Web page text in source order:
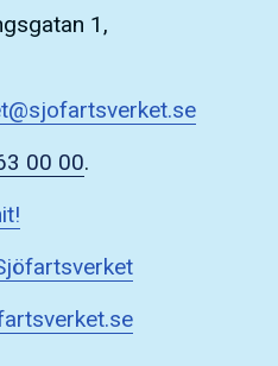
1,
00 00.